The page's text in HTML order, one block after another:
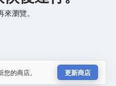
瀏覽。
的商店。 更新商店